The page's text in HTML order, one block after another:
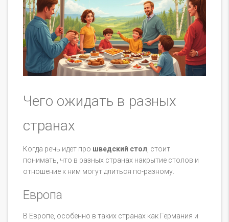
Чего ожидать в разных
странах
Когда речь идет про шведский стол , стоит
понимать, что в разных странах накрытие столов и
отношение к ним могут длиться по-разному.
Европа
В Европе, особенно в таких странах как Германия и